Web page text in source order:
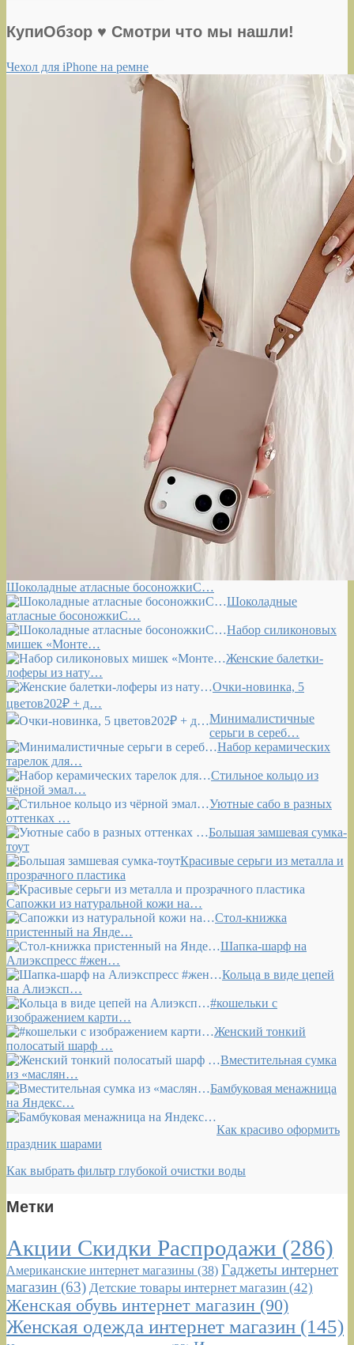
КупиОбзор ♥ Смотри что мы нашли!
Чехол для iPhone на ремне
Шоколадные атласные босоножкиС…
Шоколадные
атласные босоножкиС…
Набор силиконовых
мишек «Монте…
Женские балетки-
лоферы из нату…
Очки-новинка, 5
цветов202₽ + д…
Минималистичные
серьги в сереб…
Набор керамических
тарелок для…
Стильное кольцо из
чёрной эмал…
Уютные сабо в разных
оттенках …
Большая замшевая сумка-
тоут
Красивые серьги из металла и
прозрачного пластика
Сапожки из натуральной кожи на…
Стол-книжка
пристенный на Янде…
Шапка-шарф на
Алиэкспресс #жен…
Кольца в виде цепей
на Алиэксп…
#кошельки с
изображением карти…
Женский тонкий
полосатый шарф …
Вместительная сумка
из «маслян…
Бамбуковая менажница
на Яндекс…
Как красиво оформить
праздник шарами
Как выбрать фильтр глубокой очистки воды
Метки
Акции Скидки Распродажи (286)
Американские интернет магазины (38) Гаджеты интернет
магазин (63) Детские товары интернет магазин (42)
Женская обувь интернет магазин (90)
Женская одежда интернет магазин (145)